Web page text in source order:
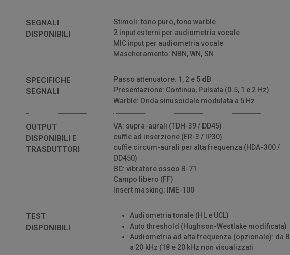
SEGNALI
DISPONIBILI
Stimoli: tono puro, tono warble
2 input esterni per audiometria vocale
MIC input per audiometria vocale
Mascheramento: NBN, WN, SN
SPECIFICHE
SEGNALI
Passo attenuatore: 1, 2 e 5 dB
Presentazione: Continua, Pulsata (0.5, 1 e 2 Hz)
Warble: Onda sinusoidale modulata a 5 Hz
OUTPUT
DISPONIBILI E
TRASDUTTORI
VA: supra-aurali (TDH-39 / DD45)
cuffie ad inserzione (ER-3 / IP30)
cuffie circum-aurali per alta frequenza (HDA-300 /
DD450)
BC: vibratore osseo B-71
Campo libero (FF)
Insert masking: IME-100
TEST
DISPONIBILI
Audiometria tonale (HL e UCL)
Auto threshold (Hughson-Westlake modificata)
Audiometria ad alta frequenza (opzionale): da 8
a 20 kHz (18 e 20 kHz non visualizzati